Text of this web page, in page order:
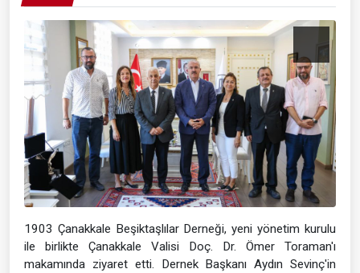
1903 Çanakkale Beşiktaşlılar Derneği, yeni yönetim kurulu
ile birlikte Çanakkale Valisi Doç. Dr. Ömer Toraman'ı
makamında ziyaret etti. Dernek Başkanı Aydın Sevinç'in